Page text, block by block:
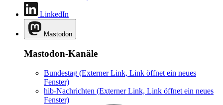
LinkedIn
Mastodon
Mastodon-Kanäle
Bundestag (Externer Link, Link öffnet ein neues
Fenster)
hib-Nachrichten (Externer Link, Link öffnet ein neues
Fenster)